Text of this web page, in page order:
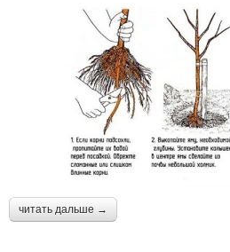
читать дальше →